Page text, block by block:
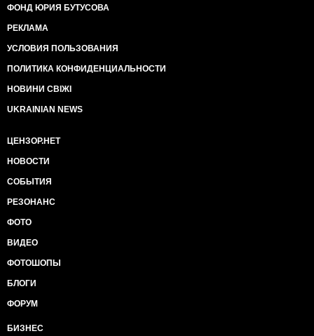
ФОНД ЮРИЯ БУТУСОВА
РЕКЛАМА
УСЛОВИЯ ПОЛЬЗОВАНИЯ
ПОЛИТИКА КОНФИДЕНЦИАЛЬНОСТИ
НОВИНИ СВІЖІ
UKRAINIAN NEWS
ЦЕНЗОР.НЕТ
НОВОСТИ
СОБЫТИЯ
РЕЗОНАНС
ФОТО
ВИДЕО
ФОТОШОПЫ
БЛОГИ
ФОРУМ
БИЗНЕС